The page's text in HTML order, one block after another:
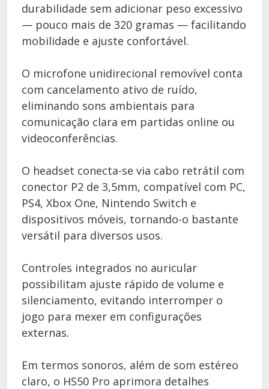
durabilidade sem adicionar peso excessivo
— pouco mais de 320 gramas — facilitando
mobilidade e ajuste confortável.
O microfone unidirecional removível conta
com cancelamento ativo de ruído,
eliminando sons ambientais para
comunicação clara em partidas online ou
videoconferências.
O headset conecta-se via cabo retrátil com
conector P2 de 3,5mm, compatível com PC,
PS4, Xbox One, Nintendo Switch e
dispositivos móveis, tornando-o bastante
versátil para diversos usos.
Controles integrados no auricular
possibilitam ajuste rápido de volume e
silenciamento, evitando interromper o
jogo para mexer em configurações
externas.
Em termos sonoros, além de som estéreo
claro, o HS50 Pro aprimora detalhes